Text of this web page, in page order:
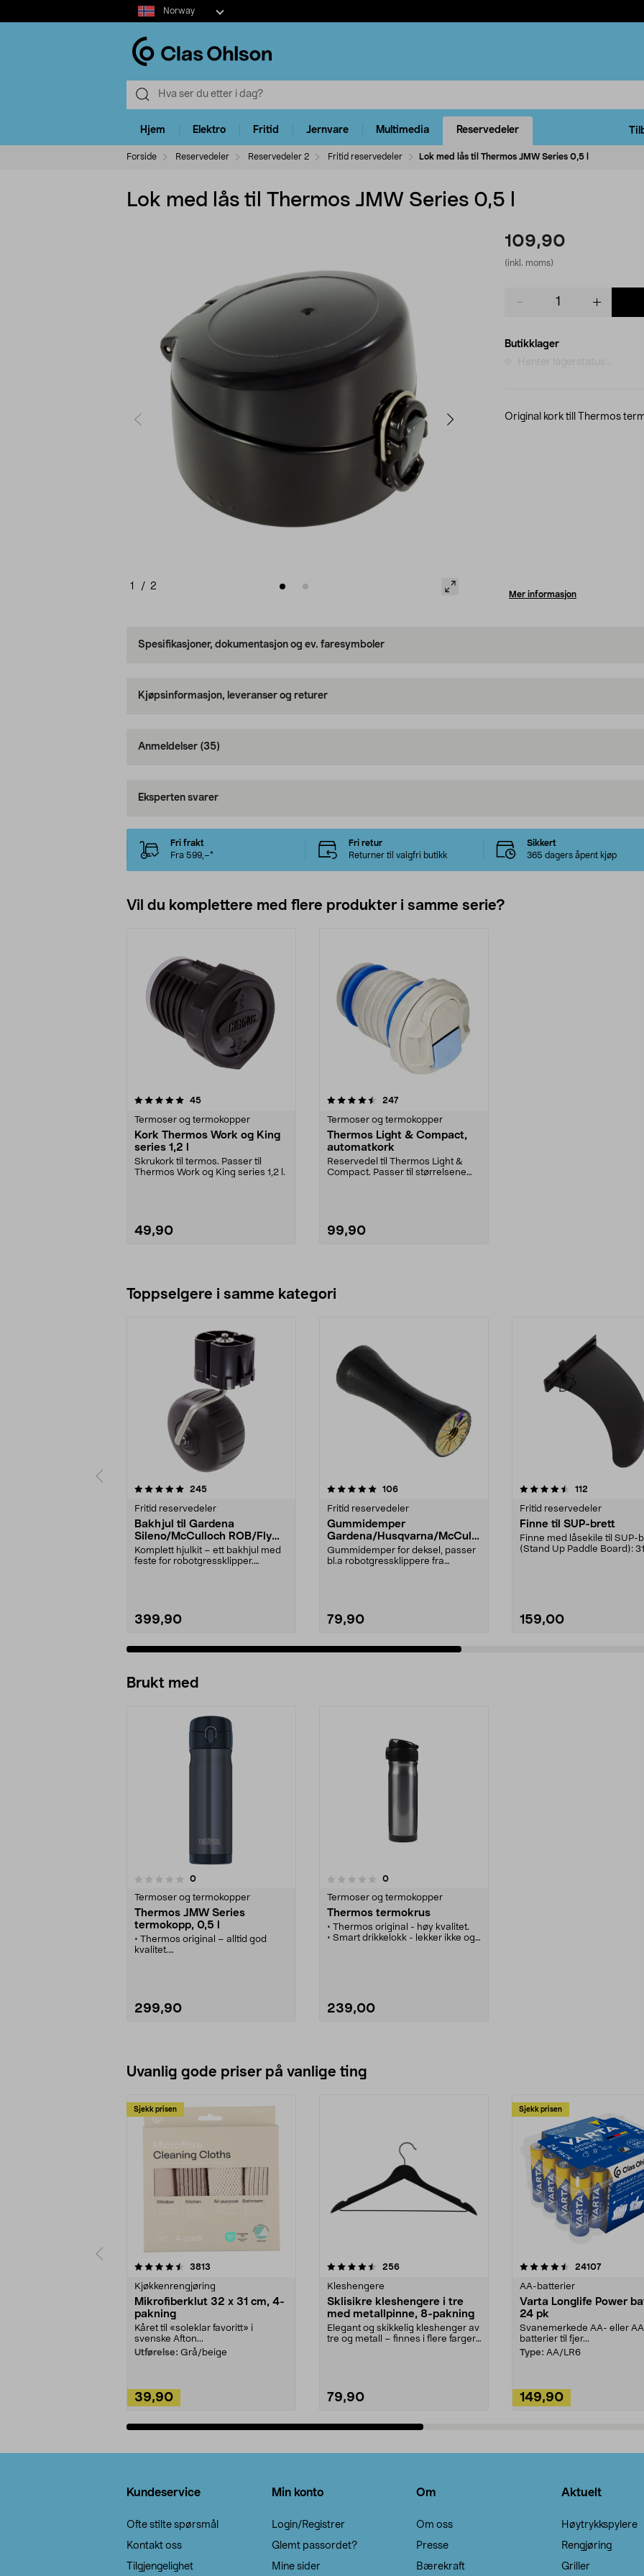
Select
market
Norway
Hjem Elektro Fritid Jernvare Multimedia Reservedeler
Forside Reservedeler Reservedeler 2 Fritid reservedeler Lok med lås til Thermos JMW Series 0,5 l
Lok med lås til Thermos JMW Series 0,5 l
1 / 2
109,90
(inkl. moms)
Butikklager
Original kork till Thermos
Mer informasjon
Spesifikasjoner, dokumentasjon og ev. faresymboler
Kjøpsinformasjon, leveranser og returer
Anmeldelser (35)
Eksperten svarer
Fri frakt
Fra 599,–*
Fri retur
Returner til valgfri butikk
Sikkert
365 dagers åpent kjøp
Vil du komplettere med flere produkter i samme serie?
45anmeldelser
Termoser og termokopper
Kork Thermos Work og King
series 1,2 l
Skrukork til termos. Passer til
Thermos Work og King series 1,2 l.
49,90
4.5av 5 stjerner 247anmeldelser
Termoser og termokopper
Thermos Light & Compact,
automatkork
Reservedel til Thermos Light &
Compact. Passer til størrelsene
99,90
Toppselgere i samme kategori
245anmeldelser
Fritid reservedeler
Bakhjul til Gardena
Sileno/McCulloch ROB/Flymo
Easilife
Komplett hjulkit – ett bakhjul med
feste for robotgressklipper.
399,90
5.0 av 5 stjerner 106anmeldelser
Fritid reservedeler
Gummidemper
Gardena/Husqvarna/McCullo
ch/Flymo
Gummidemper for deksel, passer
bl.a robotgressklippere fra
79,90
4.5 av 5 stjerner 112
Fritid reservedeler
Finne til SUP-brett
Finne med låsekile til SUP-
(Stand Up Paddle Board):
159,00
5.0 av 5 stjerner
Brukt med
0anmeldelser
Termoser og termokopper
Thermos JMW Series
termokopp, 0,5 l
• Thermos original – alltid god
kvalitet.
• Termokopp – enkel å åpne med
en hånd.
299,90
0.0 av 5 stjerner 0anmeldelser
Termoser og termokopper
Thermos termokrus
• Thermos original - høy kvalitet.
• Smart drikkelokk - lekker ikke og
239,00
Uvanlig gode priser på vanlige ting
Sjekk prisen
3813
Kjøkkenrengjøring
Mikrofiberklut 32 x 31 cm, 4-
pakning
Kåret til «soleklar favoritt» i
svenske Afton...
Utførelse: Grå/beige
39,90
4.5av 5 stjerner 256anmeldelser
Kleshengere
Sklisikre kleshengere i tre
med metallpinne, 8-pakning
Elegant og skikkelig kleshenger av
tre og metall – finnes i flere farger.
79,90
Sjekk prisen
4.5av 5 stjerner 24107
AA-batterier
Varta Longlife Power
24 pk
Svanemerkede AA- eller
batterier til fjer...
Type: AA/LR6
149,90
4.5av 5 stjerner
Kundeservice
Ofte stilte spørsmål
Kontakt oss
Tilgjengelighet
Min konto
Login/Registrer
Glemt passordet?
Mine sider
Om
Om oss
Presse
Bærekraft
Aktuelt
Høytrykkspylere
Rengjøring
Griller